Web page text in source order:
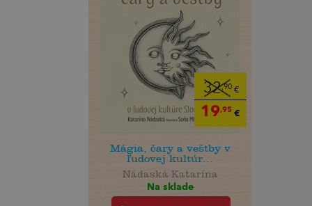
32,90€
19,95€
Mágia, čary a veštby v
ľudovej kultúr...
Nádaská Katarína
Na sklade